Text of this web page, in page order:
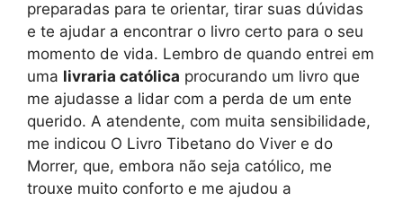
preparadas para te orientar, tirar suas dúvidas
e te ajudar a encontrar o livro certo para o seu
momento de vida. Lembro de quando entrei em
uma livraria católica procurando um livro que
me ajudasse a lidar com a perda de um ente
querido. A atendente, com muita sensibilidade,
me indicou O Livro Tibetano do Viver e do
Morrer, que, embora não seja católico, me
trouxe muito conforto e me ajudou a